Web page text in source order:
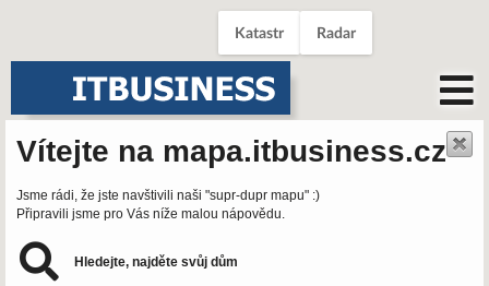
Katastr Radar
Vítejte na mapa.itbusiness.cz
Jsme rádi, že jste navštivili naši "supr-dupr mapu" :)
Připravili jsme pro Vás níže malou nápovědu.
Hledejte, najděte svůj dům